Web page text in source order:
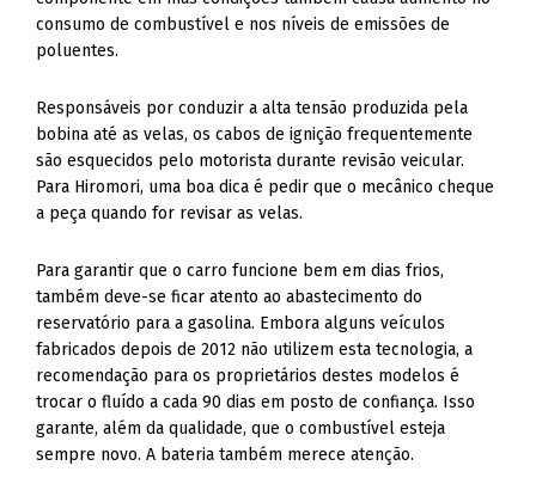
consumo de combustível e nos níveis de emissões de
poluentes.
Responsáveis por conduzir a alta tensão produzida pela
bobina até as velas, os cabos de ignição frequentemente
são esquecidos pelo motorista durante revisão veicular.
Para Hiromori, uma boa dica é pedir que o mecânico cheque
a peça quando for revisar as velas.
Para garantir que o carro funcione bem em dias frios,
também deve-se ficar atento ao abastecimento do
reservatório para a gasolina. Embora alguns veículos
fabricados depois de 2012 não utilizem esta tecnologia, a
recomendação para os proprietários destes modelos é
trocar o fluído a cada 90 dias em posto de confiança. Isso
garante, além da qualidade, que o combustível esteja
sempre novo. A bateria também merece atenção.